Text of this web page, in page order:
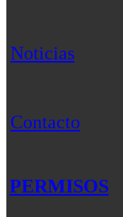
Noticias
Contacto
PERMISOS